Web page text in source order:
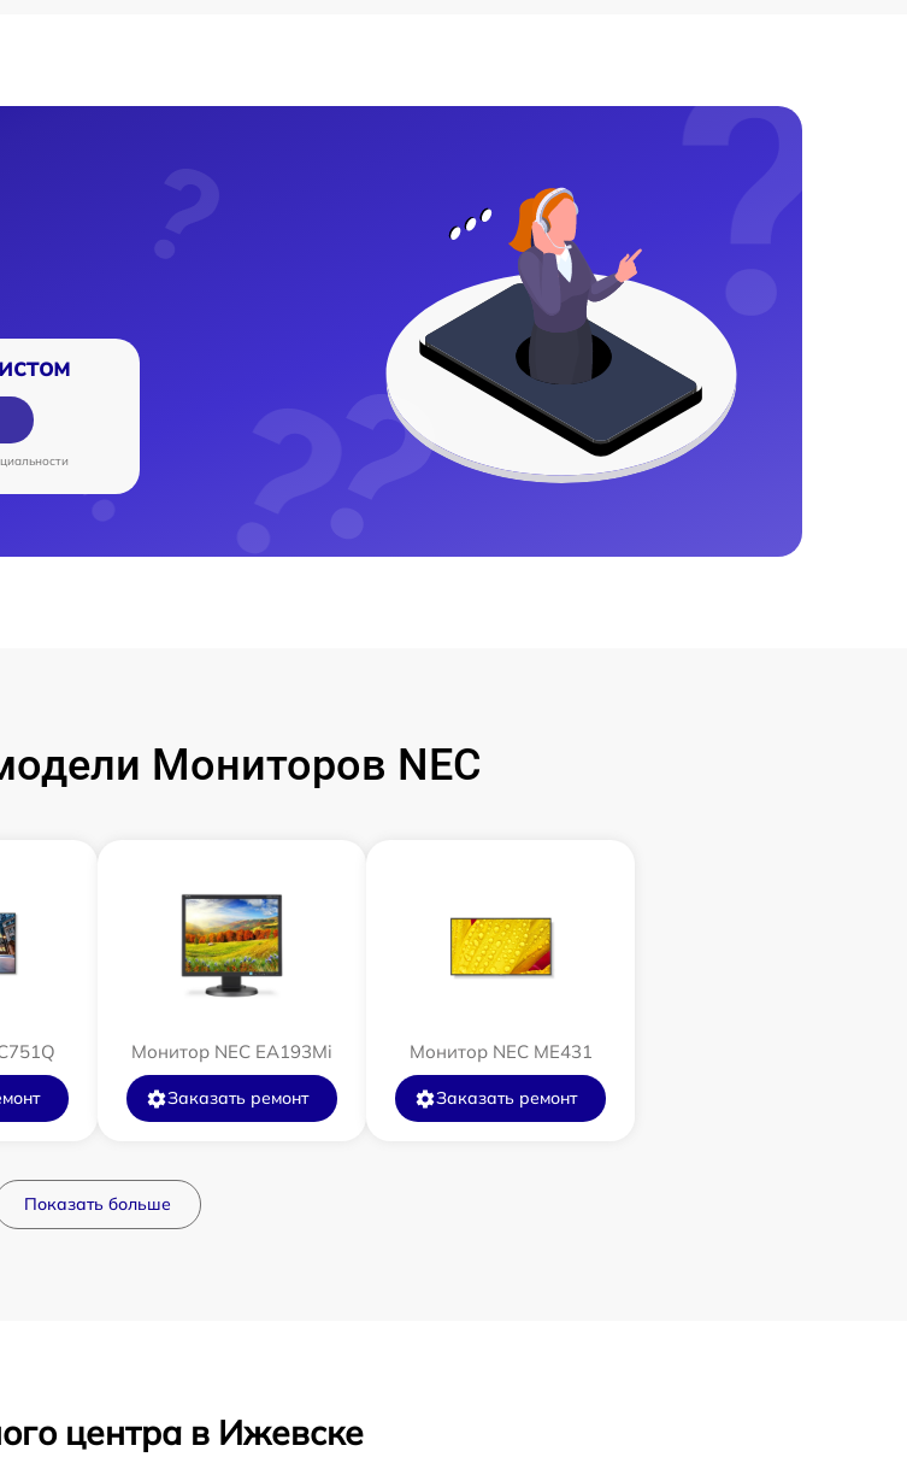
Мониторов NEC
Монитор NEC EA193Mi
Заказать ремонт
Монитор NEC ME431
Заказать ремонт
Показать больше
центра в Ижевске